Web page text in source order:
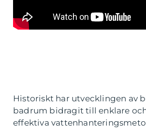
Historiskt har utvecklingen av
badrum bidragit till enklare
effektiva